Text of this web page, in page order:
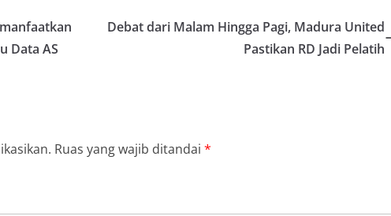
Data AS
Debat dari Malam Hingga Pagi, Madura United
Pastikan RD Jadi Pelatih
Ruas yang wajib ditandai *